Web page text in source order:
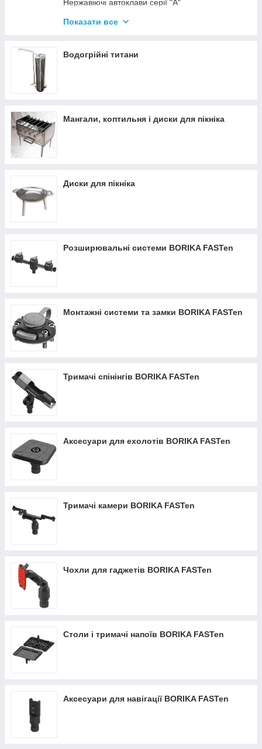
Нержавіючі автоклави серії "А"
Промислові автоклави
Комплектуючі для автоклавів
Показати все
Водогрійні титани
Мангали, коптильня і диски для пікніка
Диски для пікніка
Розширювальні системи BORIKA FASTen
Монтажні системи та замки BORIKA FASTen
Тримачі спінінгів BORIKA FASTen
Аксесуари для ехолотів BORIKA FASTen
Тримачі камери BORIKA FASTen
Чохли для гаджетів BORIKA FASTen
Столи і тримачі напоїв BORIKA FASTen
Аксесуари для навігації BORIKA FASTen